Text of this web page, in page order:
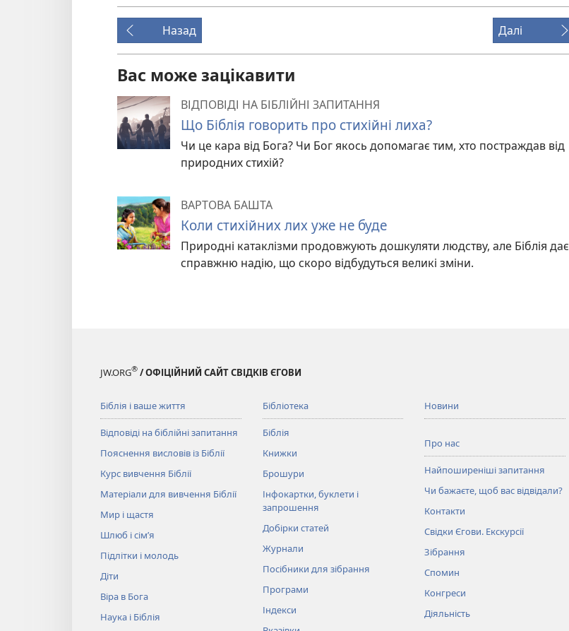
Назад Далі
Вас може зацікавити
ВІДПОВІДІ НА БІБЛІЙНІ ЗАПИТАННЯ
Що Біблія говорить про стихійні лиха?
Чи це кара від Бога? Чи Бог якось допомагає тим, хто постраждав від
природних стихій?
ВАРТОВА БАШТА
Коли стихійних лих уже не буде
Природні катаклізми продовжують дошкуляти людству, але Біблія дає
справжню надію, що скоро відбудуться великі зміни.
JW.ORG® / ОФІЦІЙНИЙ САЙТ СВІДКІВ ЄГОВИ
Біблія і ваше життя
Відповіді на біблійні запитання
Пояснення висловів із Біблії
Курс вивчення Біблії
Матеріали для вивчення Біблії
Мир і щастя
Шлюб і сім’я
Підлітки і молодь
Діти
Віра в Бога
Наука і Біблія
Бібліотека
Біблія
Книжки
Брошури
Інфокартки, буклети і
запрошення
Добірки статей
Журнали
Посібники для зібрання
Програми
Індекси
Новини
Про нас
Найпоширеніші запитання
Чи бажаєте, щоб вас відвідали?
Контакти
Свідки Єгови. Екскурсії
Зібрання
Спомин
Конгреси
Діяльність